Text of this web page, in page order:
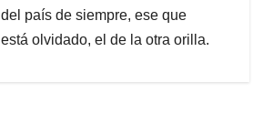
del país de siempre, ese que
está olvidado, el de la otra orilla.